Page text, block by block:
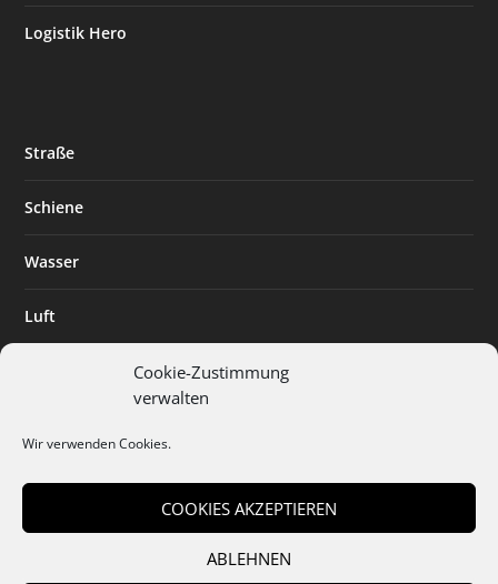
Cookie-Zustimmung
verwalten
Wir verwenden Cookies.
COOKIES AKZEPTIEREN
ABLEHNEN
Logistik Hero
Straße
Schiene
Wasser
Luft
Digitalisierung